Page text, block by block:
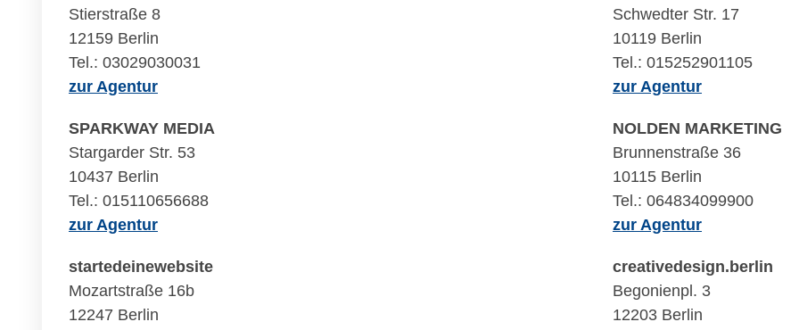
Stierstraße 8
12159 Berlin
Tel.: 03029030031
zur Agentur
Schwedter Str. 17
10119 Berlin
Tel.: 015252901105
zur Agentur
SPARKWAY MEDIA
Stargarder Str. 53
10437 Berlin
Tel.: 015110656688
zur Agentur
NOLDEN MARKETING
Brunnenstraße 36
10115 Berlin
Tel.: 064834099900
zur Agentur
startedeinewebsite
Mozartstraße 16b
12247 Berlin
creativedesign.berlin
Begonienpl. 3
12203 Berlin